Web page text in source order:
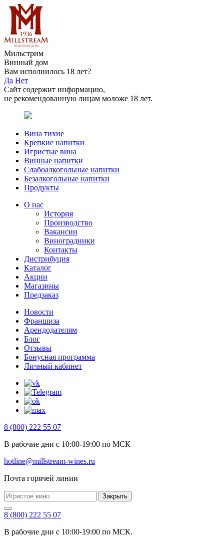
Мильстрим
Винный дом
Вам исполнилось 18 лет?
Да Нет
Сайт содержит информацию,
не рекомендованную лицам моложе 18 лет.
Вина тихие
Крепкие напитки
Игристые вина
Винные напитки
Слабоалкогольные напитки
Безалкогольные напитки
Продукты
О нас
История
Производство
Вакансии
Виноградники
Контакты
Дистрибуция
Каталог
Акции
Магазины
Предзаказ
Новости
Франшиза
Арендодателям
Блог
Отзывы
Бонусная программа
Личный кабинет
8 (800) 222 55 07
В рабочие дни с 10:00-19:00 по МСК
hotline@millstream-wines.ru
Почта горячей линии
Закрыть
8 (800) 222 55 07
В рабочие дни с 10:00-19:00 по МСК.